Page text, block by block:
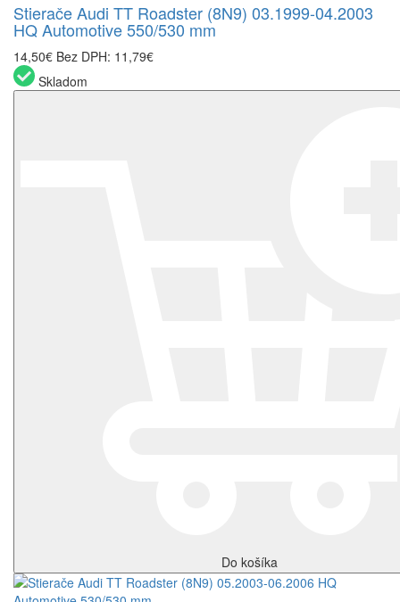
Stierače Audi TT Roadster (8N9) 03.1999-04.2003
HQ Automotive 550/530 mm
14,50€ Bez DPH: 11,79€
Skladom
Do košíka